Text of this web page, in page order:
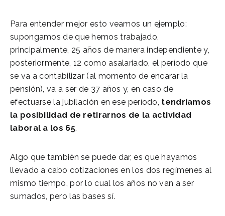
Para entender mejor esto veamos un ejemplo:
supongamos de que hemos trabajado,
principalmente, 25 años de manera independiente y,
posteriormente, 12 como asalariado, el período que
se va a contabilizar (al momento de encarar la
pensión), va a ser de 37 años y, en caso de
efectuarse la jubilación en ese período, tendríamos
la posibilidad de retirarnos de la actividad
laboral a los 65.
Algo que también se puede dar, es que hayamos
llevado a cabo cotizaciones en los dos regímenes al
mismo tiempo, por lo cual los años no van a ser
sumados, pero las bases sí.